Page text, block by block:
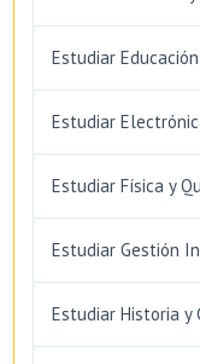
Estudiar
Estudiar
Estudiar Física y
Estudiar Gestión
Estudiar Historia y